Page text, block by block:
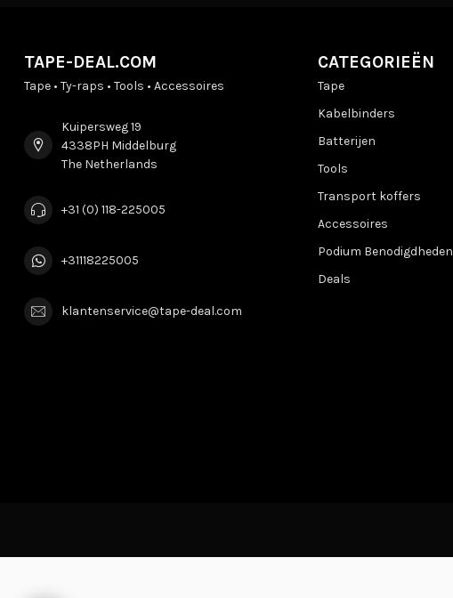
TAPE-DEAL.COM
Tape • Ty-raps • Tools • Accessoires
Kuipersweg 19
4338PH Middelburg
The Netherlands
+31 (0) 118-225005
+31118225005
klantenservice@tape-deal.com
CATEGORIEËN
Tape
Kabelbinders
Batterijen
Tools
Transport koffers
Accessoires
Podium Benodigdheden
Deals